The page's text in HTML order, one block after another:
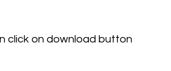
click on download button